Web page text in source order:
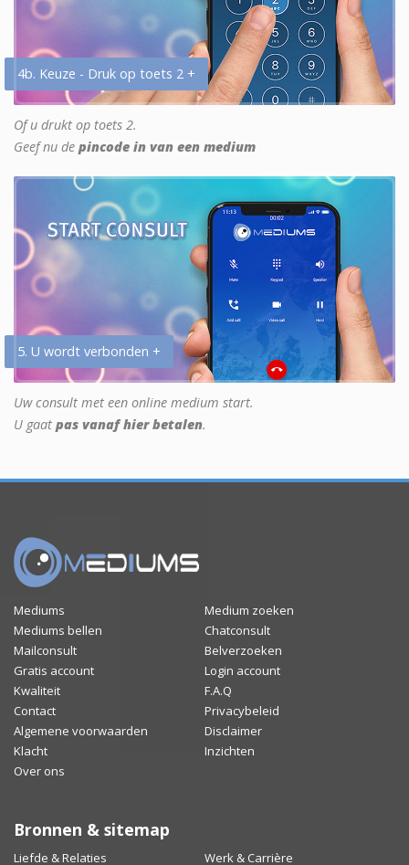
4b. Keuze - Druk op toets 2 +
Of u drukt op toets 2.
Geef nu de pincode in van een medium
5. U wordt verbonden +
Uw consult met een online medium start.
U gaat pas vanaf hier betalen.
Mediums
Medium zoeken
Mediums bellen
Chatconsult
Mailconsult
Belverzoeken
Gratis account
Login account
Kwaliteit
F.A.Q
Contact
Privacybeleid
Algemene voorwaarden
Disclaimer
Klacht
Inzichten
Over ons
Bronnen & sitemap
Liefde & Relaties Werk & Carrière